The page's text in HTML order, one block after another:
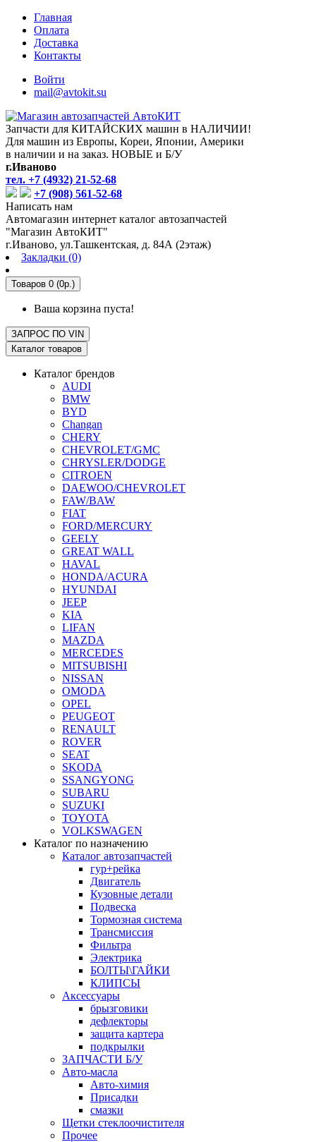
Главная
Оплата
Доставка
Контакты
Войти
mail@avtokit.su
Запчасти для КИТАЙСКИХ машин в НАЛИЧИИ!
Для машин из Европы, Кореи, Японии, Америки
в наличии и на заказ. НОВЫЕ и Б/У
г.Иваново
тел. +7 (4932) 21-52-68
+7 (908) 561-52-68
Написать нам
Автомагазин интернет каталог автозапчастей
"Магазин АвтоКИТ"
г.Иваново, ул.Ташкентская, д. 84А (2этаж)
Закладки (0)
Товаров 0 (0р.)
Ваша корзина пуста!
ЗАПРОС ПО VIN
Каталог товаров
Каталог брендов
AUDI
BMW
BYD
Changan
CHERY
CHEVROLET/GMC
CHRYSLER/DODGE
CITROEN
DAEWOO/CHEVROLET
FAW/BAW
FIAT
FORD/MERCURY
GEELY
GREAT WALL
HAVAL
HONDA/ACURA
HYUNDAI
JEEP
KIA
LIFAN
MAZDA
MERCEDES
MITSUBISHI
NISSAN
OMODA
OPEL
PEUGEOT
RENAULT
ROVER
SEAT
SKODA
SSANGYONG
SUBARU
SUZUKI
TOYOTA
VOLKSWAGEN
Каталог по назначению
Каталог автозапчастей
гур+рейка
Двигатель
Кузовные детали
Подвеска
Тормозная система
Трансмиссия
Фильтра
Электрика
БОЛТЫ\ГАЙКИ
КЛИПСЫ
Аксессуары
брызговики
дефлекторы
защита картера
подкрылки
ЗАПЧАСТИ Б/У
Авто-масла
Авто-химия
Присадки
смазки
Щетки стеклоочистителя
Прочее